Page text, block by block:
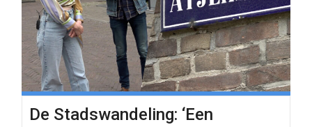
De Stadswandeling: ‘Een